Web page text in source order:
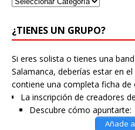
¿TIENES UN GRUPO?
Si eres solista o tienes una
Salamanca, deberías estar en el
contiene una completa ficha de
La inscripción de creadores
Descubre cómo apuntarte:
Añade